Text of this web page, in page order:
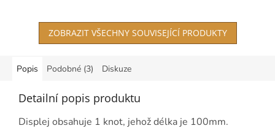
ZOBRAZIT VŠECHNY SOUVISEJÍCÍ PRODUKTY
Popis Podobné (3) Diskuze
Detailní popis produktu
Displej obsahuje 1 knot, jehož délka je 100mm.